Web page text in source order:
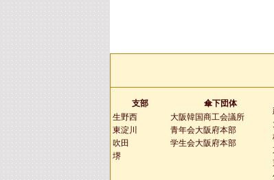
支部
生野西
東淀川
吹田
堺
傘下団体
大阪韓国商工会議所
青年会大阪府本部
学生会大阪府本部